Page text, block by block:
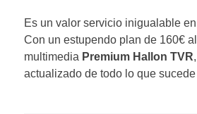
Es un valor servicio inigualable
Con un estupendo plan de 160€
multimedia Premium Hallon TVR
actualizado de todo lo que